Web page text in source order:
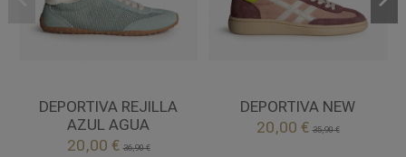
DEPORTIVA REJILLA
AZUL AGUA
20,00 €36,90 €
AZUL AGUA
 Añadir al carrito
DEPORTIVA NEW
20,00 €35,90 €
 Añadir al carrito